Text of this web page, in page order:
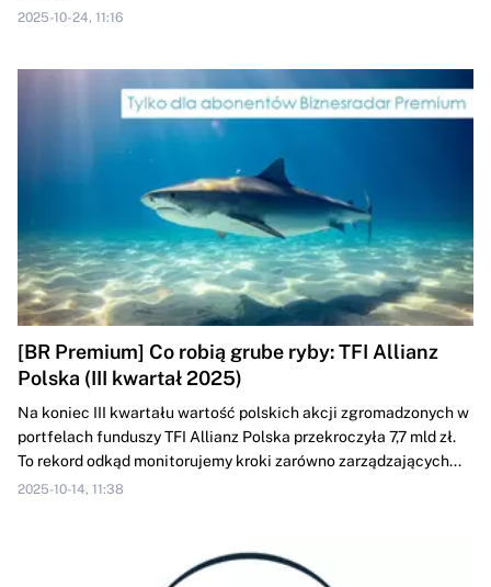
2025-10-24, 11:16
[BR Premium] Co robią grube ryby: TFI Allianz
Polska (III kwartał 2025)
Na koniec III kwartału wartość polskich akcji zgromadzonych w
portfelach funduszy TFI Allianz Polska przekroczyła 7,7 mld zł.
To rekord odkąd monitorujemy kroki zarówno zarządzających...
2025-10-14, 11:38